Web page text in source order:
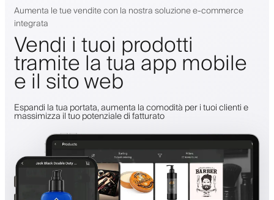
Aumenta le tue vendite con la nostra soluzione e-commerce
integrata
Vendi i tuoi prodotti
tramite la tua app mobile
e il sito web
Espandi la tua portata, aumenta la comodità per i tuoi clienti e
massimizza il tuo potenziale di fatturato